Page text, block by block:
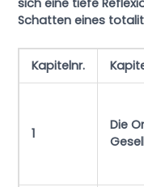
Schatten eines
Kapitelnr.
1
Die